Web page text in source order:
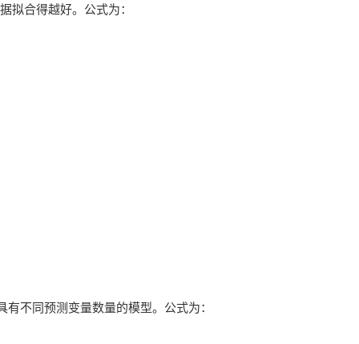
拟合得越好。公式为：
不同预测变量数量的模型。公式为：